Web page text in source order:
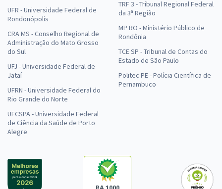
UFR - Universidade Federal de
Rondonópolis
CRA MS - Conselho Regional de
Administração do Mato Grosso
do Sul
UFJ - Universidade Federal de
Jataí
UFRN - Universidade Federal do
Rio Grande do Norte
UFCSPA - Universidade Federal
de Ciência da Saúde de Porto
Alegre
TRF 3 - Tribunal Regional Federal
da 3ª Região
MP RO - Ministério Público de
Rondônia
TCE SP - Tribunal de Contas do
Estado de São Paulo
Politec PE - Polícia Científica de
Pernambuco